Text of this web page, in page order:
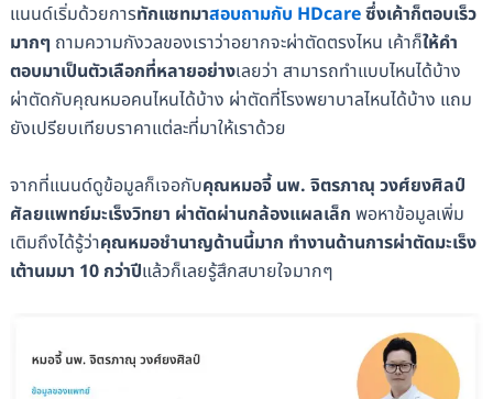
แนนด์เริ่มด้วยการทักแชทมาสอบถามกับ HDcareซึ่งเค้าก็ตอบเร็ว
มากๆ ถามความกังวลของเราว่าอยากจะผ่าตัดตรงไหน เค้าก็ให้คำ
ตอบมาเป็นตัวเลือกที่หลายอย่างเลยว่า สามารถทำแบบไหนได้บ้าง
ผ่าตัดกับคุณหมอคนไหนได้บ้าง ผ่าตัดที่โรงพยาบาลไหนได้บ้าง แถม
ยังเปรียบเทียบราคาแต่ละที่มาให้เราด้วย
จากที่แนนด์ดูข้อมูลก็เจอกับคุณหมอจี้ นพ. จิตรภาณุ วงศ์ยงศิลป์
ศัลยแพทย์มะเร็งวิทยา ผ่าตัดผ่านกล้องแผลเล็ก พอหาข้อมูลเพิ่ม
เติมถึงได้รู้ว่าคุณหมอชำนาญด้านนี้มาก ทำงานด้านการผ่าตัดมะเร็ง
เต้านมมา 10 กว่าปีแล้วก็เลยรู้สึกสบายใจมากๆ